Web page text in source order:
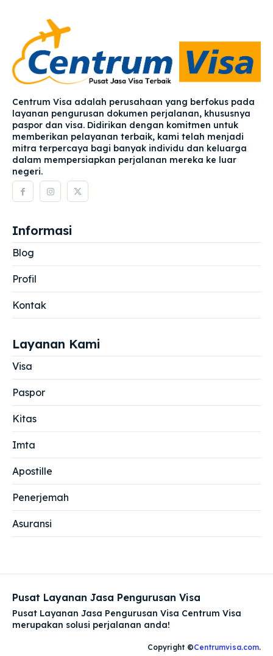
Centrum Visa adalah perusahaan yang berfokus pada
layanan pengurusan dokumen perjalanan, khususnya
paspor dan visa. Didirikan dengan komitmen untuk
memberikan pelayanan terbaik, kami telah menjadi
mitra terpercaya bagi banyak individu dan keluarga
dalam mempersiapkan perjalanan mereka ke luar
negeri.
Informasi
Blog
Profil
Kontak
Layanan Kami
Visa
Paspor
Kitas
Imta
Apostille
Penerjemah
Asuransi
Pusat Layanan Jasa Pengurusan Visa
Pusat Layanan Jasa Pengurusan Visa Centrum Visa
merupakan solusi perjalanan anda!
Copyright ©Centrumvisa.com.